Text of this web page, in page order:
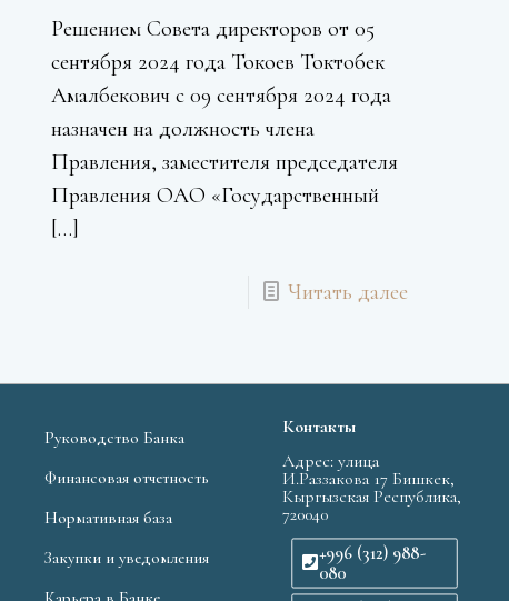
Решением Совета директоров от 05
сентября 2024 года Токоев Токтобек
Амалбекович с 09 сентября 2024 года
назначен на должность члена
Правления, заместителя председателя
Правления ОАО «Государственный
[…]
Читать далее
Руководство Банка
Финансовая отчетность
Нормативная база
Закупки и уведомления
Контакты
Адрес: улица
И.Раззакова 17 Бишкек,
Кыргызская Республика,
720040
+996 (312) 988-
080